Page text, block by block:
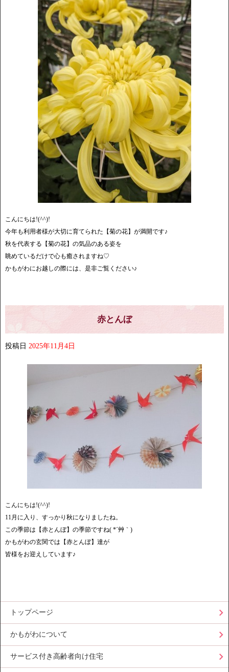
こんにちは!(^^)!
今年も利用者様が大切に育てられた【菊の花】が満開です♪
秋を代表する【菊の花】の気品のある姿を
眺めているだけで心も癒されますね♡
かもがわにお越しの際には、是非ご覧ください♪
赤とんぼ
投稿日 2025年11月4日
こんにちは!(^^)!
11月に入り、すっかり秋になりましたね。
この季節は【赤とんぼ】の季節ですね( *´艸｀)
かもがわの玄関では【赤とんぼ】達が
皆様をお迎えしています♪
トップページ
かもがわについて
サービス付き高齢者向け住宅